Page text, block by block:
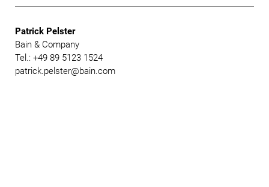
Patrick Pelster
Bain & Company
Tel.: +49 89 5123 1524
patrick.pelster@bain.com